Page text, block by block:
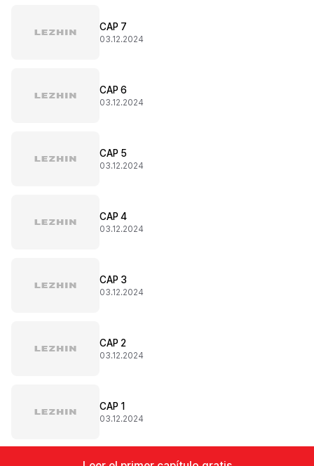
CAP 7
03.12.2024
CAP 6
03.12.2024
CAP 5
03.12.2024
CAP 4
03.12.2024
CAP 3
03.12.2024
CAP 2
03.12.2024
CAP 1
03.12.2024